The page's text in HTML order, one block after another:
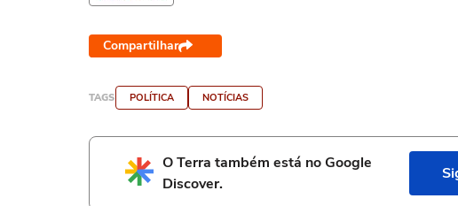
Compartilhar
TAGS POLÍTICA NOTÍCIAS
O Terra também está no Google
Discover.